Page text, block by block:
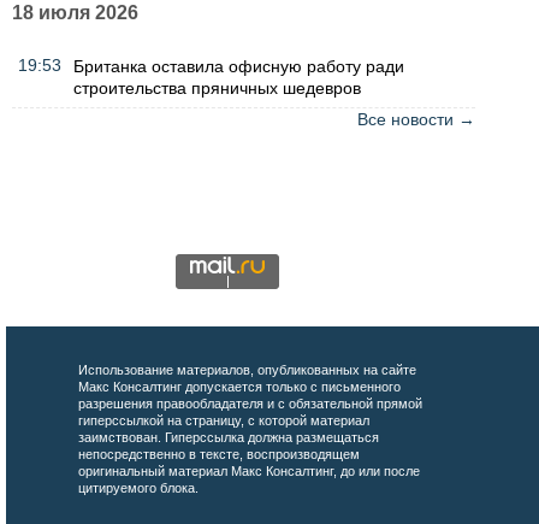
18 июля 2026
19:53
Британка оставила офисную работу ради
строительства пряничных шедевров
Все новости →
Использование материалов, опубликованных на сайте
Макс Консалтинг допускается только с письменного
разрешения правообладателя и с обязательной прямой
гиперссылкой на страницу, с которой материал
заимствован. Гиперссылка должна размещаться
непосредственно в тексте, воспроизводящем
оригинальный материал Макс Консалтинг, до или после
цитируемого блока.